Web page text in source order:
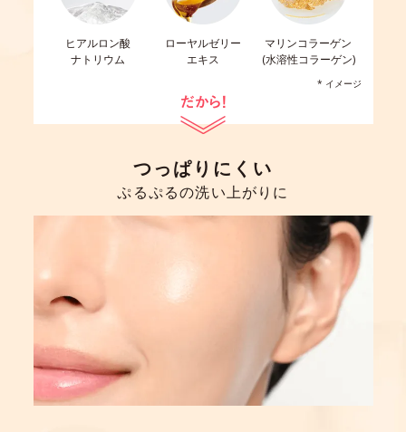
ヒアルロン酸
ナトリウム
ローヤルゼリー
エキス
マリンコラーゲン
(水溶性コラーゲン)
* イメージ
つっぱりにくい
ぷるぷるの洗い上がりに